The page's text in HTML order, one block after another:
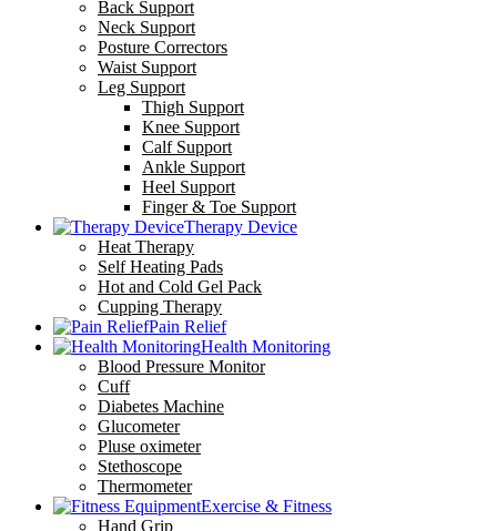
Back Support
Neck Support
Posture Correctors
Waist Support
Leg Support
Thigh Support
Knee Support
Calf Support
Ankle Support
Heel Support
Finger & Toe Support
Therapy Device
Heat Therapy
Self Heating Pads
Hot and Cold Gel Pack
Cupping Therapy
Pain Relief
Health Monitoring
Blood Pressure Monitor
Cuff
Diabetes Machine
Glucometer
Pluse oximeter
Stethoscope
Thermometer
Exercise & Fitness
Hand Grip